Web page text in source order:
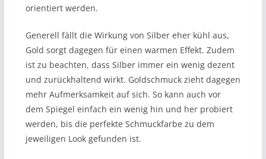
orientiert werden.
Generell fällt die Wirkung von Silber eher kühl aus,
Gold sorgt dagegen für einen warmen Effekt. Zudem
ist zu beachten, dass Silber immer ein wenig dezent
und zurückhaltend wirkt. Goldschmuck zieht dagegen
mehr Aufmerksamkeit auf sich. So kann auch vor
dem Spiegel einfach ein wenig hin und her probiert
werden, bis die perfekte Schmuckfarbe zu dem
jeweiligen Look gefunden ist.